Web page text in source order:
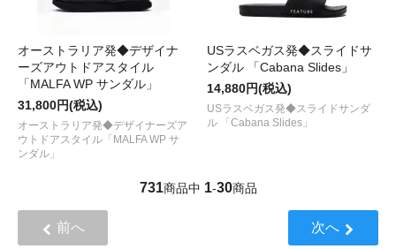
オーストラリア発◆デザイナ
ーズアウトドアスタイル
「MALFA WP サンダル」
31,800円(税込)
オーストラリア発◆デザイナーズア
ウトドアスタイル「MALFA WP サ
ンダル」
USラスベガス発◆スライドサ
ンダル 「Cabana Slides」
14,880円(税込)
USラスベガス発◆スライドサンダ
ル 「Cabana Slides」
731商品中 1-30商品
前へ 次へ